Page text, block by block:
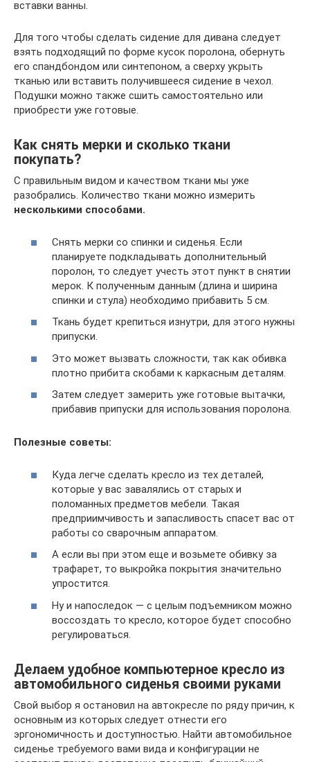
вставки ванны.
Для того чтобы сделать сидение для дивана следует
взять подходящий по форме кусок поролона, обернуть
его спандбондом или синтепоном, а сверху укрыть
тканью или вставить получившееся сидение в чехол.
Подушки можно также сшить самостоятельно или
приобрести уже готовые.
Как снять мерки и сколько ткани
покупать?
С правильным видом и качеством ткани мы уже
разобрались. Количество ткани можно измерить
несколькими способами.
Снять мерки со спинки и сиденья. Если
планируете подкладывать дополнительный
поролон, то следует учесть этот пункт в снятии
мерок. К полученным данным (длина и ширина
спинки и стула) необходимо прибавить 5 см.
Ткань будет крепиться изнутри, для этого нужны
припуски.
Это может вызвать сложности, так как обивка
плотно прибита скобами к каркасным деталям.
Затем следует замерить уже готовые вытачки,
прибавив припуски для использования поролона.
Полезные советы:
Куда легче сделать кресло из тех деталей,
которые у вас завалялись от старых и
поломанных предметов мебели. Такая
предприимчивость и запасливость спасет вас от
работы со сварочным аппаратом.
А если вы при этом еще и возьмете обивку за
трафарет, то выкройка покрытия значительно
упростится.
Ну и напоследок — с целым подъемником можно
воссоздать то кресло, которое будет способно
регулироваться.
Делаем удобное компьютерное кресло из
автомобильного сиденья своими руками
Свой выбор я остановил на автокресле по ряду причин, к
основным из которых следует отнести его
эргономичность и доступностью. Найти автомобильное
сиденье требуемого вами вида и конфигурации не